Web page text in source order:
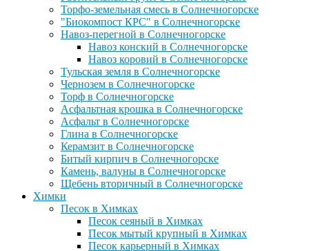
Торфо-земельная смесь в Солнечногорске
"Биокомпост КРС" в Солнечногорске
Навоз-перегной в Солнечногорске
Навоз конский в Солнечногорске
Навоз коровий в Солнечногорске
Тульская земля в Солнечногорске
Чернозем в Солнечногорске
Торф в Солнечногорске
Асфальтная крошка в Солнечногорске
Асфальт в Солнечногорске
Глина в Солнечногорске
Керамзит в Солнечногорске
Битый кирпич в Солнечногорске
Камень, валуны в Солнечногорске
Щебень вторичный в Солнечногорске
Химки
Песок в Химках
Песок сеяный в Химках
Песок мытый крупный в Химках
Песок карьерный в Химках